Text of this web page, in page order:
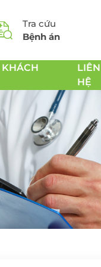
Tra cứu
Bệnh án
Tầm soát
diện
Tầm soát
hóa
Tầm soát
tuyến giáp
KHÁCH
LIÊN
HỆ